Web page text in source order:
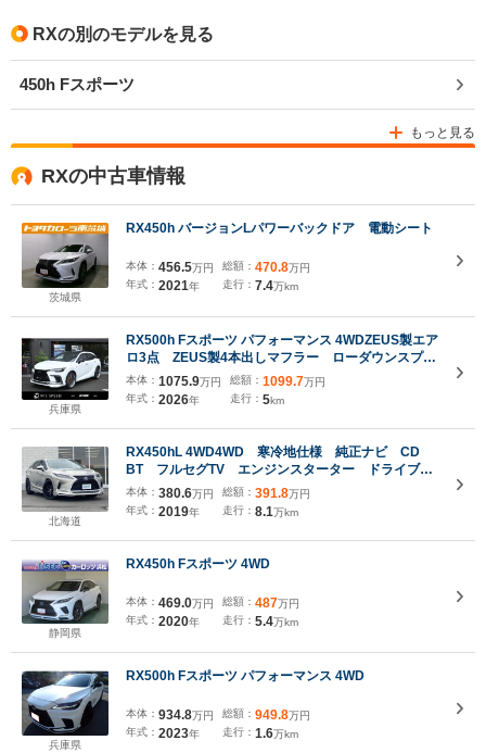
RXの別のモデルを見る
450h Fスポーツ
もっと見る
RXの中古車情報
茨城県
RX450h バージョンLパワーバックドア 電動シート
本体： 456.5万円
年式： 2021年
総額： 470.8万円
走行： 7.4万km
兵庫県
RX500h Fスポーツ パフォーマンス 4WDZEUS製エア
ロ3点 ZEUS製4本出しマフラー ローダウンスプリ
ング AW22 F SPORT専用オレンジキャリパー マ
ークレビンソンプレミアムサウンドシステム 輻射ヒ
ーター ルーフレール+パノラマルーフ ロックナッ
ト
本体： 1075.9万円
年式： 2026年
総額： 1099.7万円
走行： 5km
北海道
RX450hL 4WD4WD 寒冷地仕様 純正ナビ CD
BT フルセグTV エンジンスターター ドライブレ
コーダー ビルトインETC バックカメラ 前席パワ
ーシート シートヒーター ステアリングヒーター
社外22インチ社外AW 車高調
本体： 380.6万円
年式： 2019年
総額： 391.8万円
走行： 8.1万km
静岡県
RX450h Fスポーツ 4WD
本体： 469.0万円
年式： 2020年
総額： 487万円
走行： 5.4万km
兵庫県
RX500h Fスポーツ パフォーマンス 4WD
本体： 934.8万円
年式： 2023年
総額： 949.8万円
走行： 1.6万km